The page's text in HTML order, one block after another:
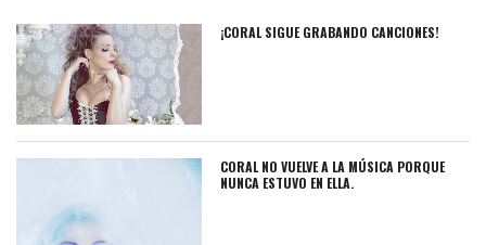
¡CORAL SIGUE GRABANDO CANCIONES!
CORAL NO VUELVE A LA MÚSICA PORQUE
NUNCA ESTUVO EN ELLA.